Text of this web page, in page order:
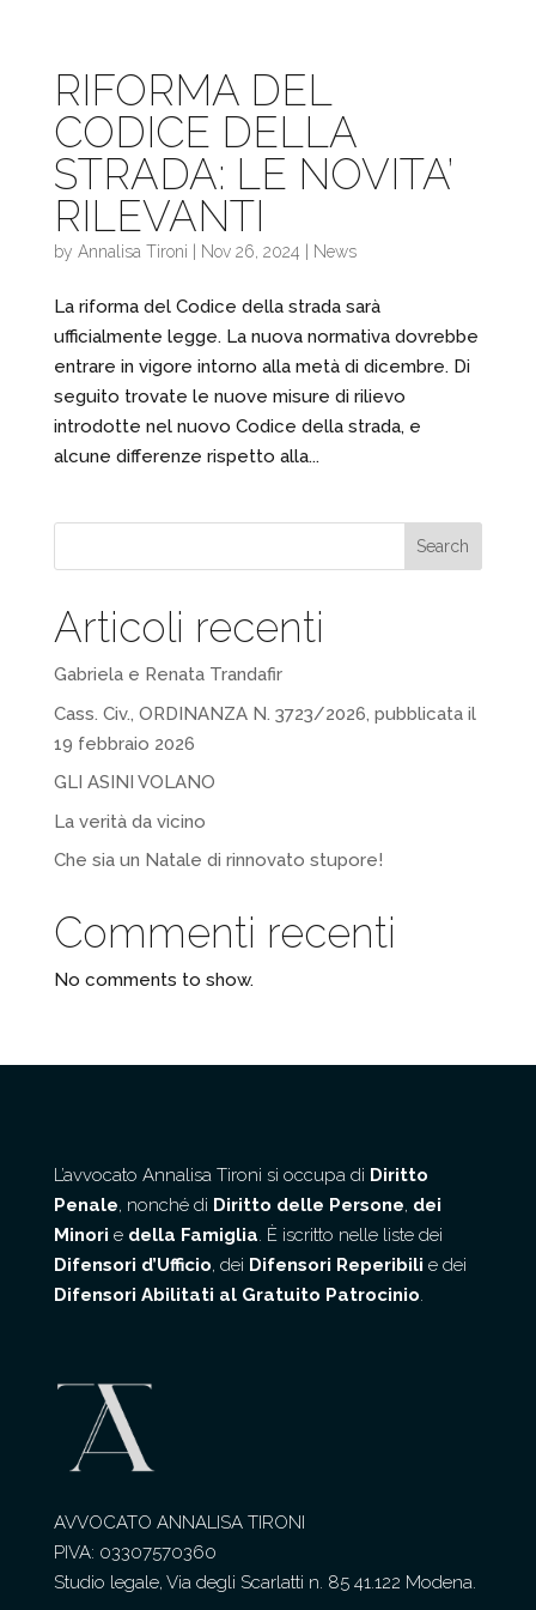
RIFORMA DEL
CODICE DELLA
STRADA: LE NOVITA’
RILEVANTI
by Annalisa Tironi Nov 26, 2024 News
La riforma del Codice della strada sarà
ufficialmente legge. La nuova normativa dovrebbe
entrare in vigore intorno alla metà di dicembre. Di
seguito trovate le nuove misure di rilievo
introdotte nel nuovo Codice della strada, e
alcune differenze rispetto alla...
Search
Articoli recenti
Gabriela e Renata Trandafir
Cass. Civ., ORDINANZA N. 3723/2026, pubblicata il
19 febbraio 2026
GLI ASINI VOLANO
La verità da vicino
Che sia un Natale di rinnovato stupore!
Commenti recenti
No comments to show.
L’avvocato Annalisa Tironi si occupa di Diritto
Penale, nonché di Diritto delle Persone, dei
Minori e della Famiglia. È iscritto nelle liste dei
Difensori d’Ufficio, dei Difensori Reperibili e dei
Difensori Abilitati al Gratuito Patrocinio.
AVVOCATO ANNALISA TIRONI
PIVA: 03307570360
Studio legale, Via degli Scarlatti n. 85 41.122 Modena.